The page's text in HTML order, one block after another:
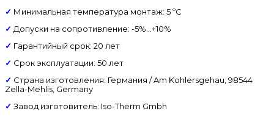
✓ Минимальная температура монтаж: 5 ºС
✓ Допуски на сопротивление: -5%...+10%
✓ Гарантийный срок: 20 лет
✓ Срок эксплуатации: 50 лет
✓ Страна изготовления: Германия / Am Kohlersgehau, 98544
Zella-Mehlis, Germany
✓ Завод изготовитель: Iso-Therm Gmbh